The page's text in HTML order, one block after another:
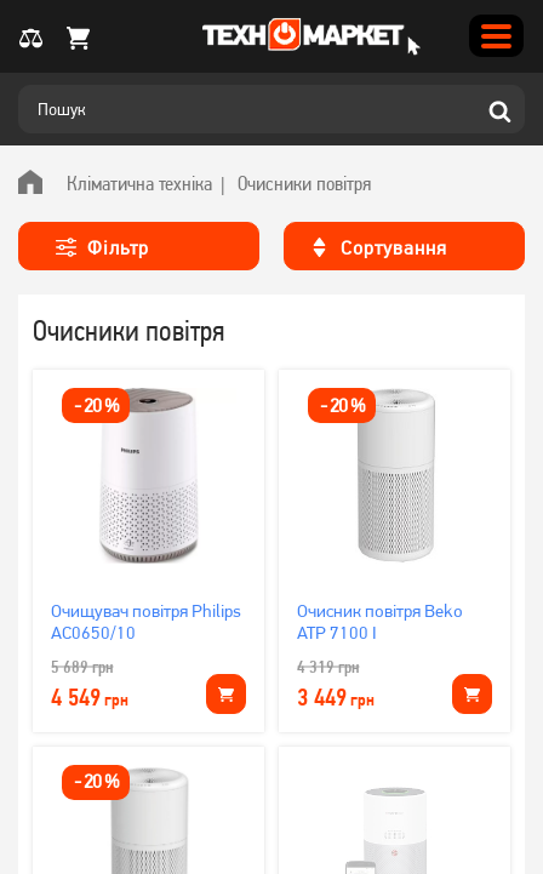
Кліматична техніка Очисники повітря
Фільтр
Очисники повітря
Сортування
-20%
Очищувач повітря Philips
AC0650/10
5 689грн
4 549грн
-20%
Очисник повітря Beko
ATP 7100 I
4 319грн
3 449грн
-20%